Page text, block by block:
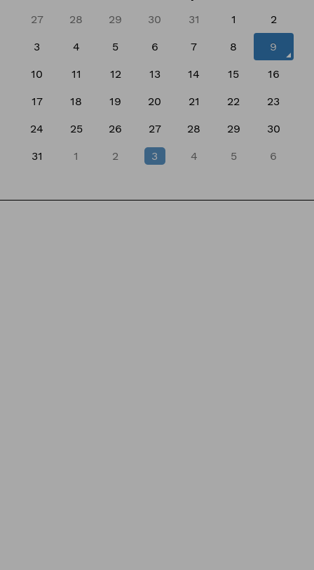
27
28 29 30 31 1 2
3 4 5 6 7 8 9
10 11 12 13 14 15 16
17 18 19 20 21 22 23
24 25 26 27 28 29 30
31 1 2 3 4 5 6